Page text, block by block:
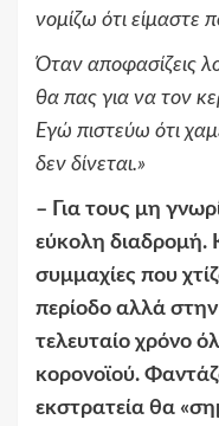
νομίζω ότι είμαστε
Όταν αποφασίζεις
θα πας για να τον
Εγώ πιστεύω ότι
δεν δίνεται.»
– Για τους μη
εύκολη διαδρομή.
συμμαχίες που
περίοδο αλλά
τελευταίο χρόνο
κορονοϊού.
εκστρατεία θα «